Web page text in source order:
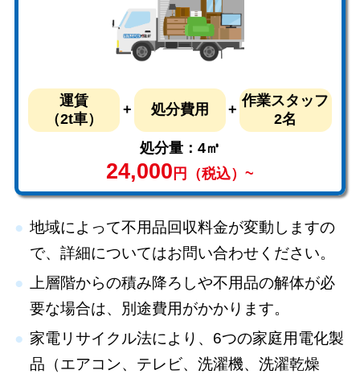
運賃
（2t車）
処分費用
作業スタッフ
2名
処分量：4㎥
24,000 円（税込）~
地域によって不用品回収料金が変動しますの
で、詳細についてはお問い合わせください。
上層階からの積み降ろしや不用品の解体が必
要な場合は、別途費用がかかります。
家電リサイクル法により、6つの家庭用電化製
品（エアコン、テレビ、洗濯機、洗濯乾燥